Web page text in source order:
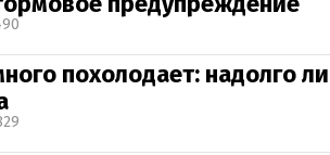
похолодает: надолго ли